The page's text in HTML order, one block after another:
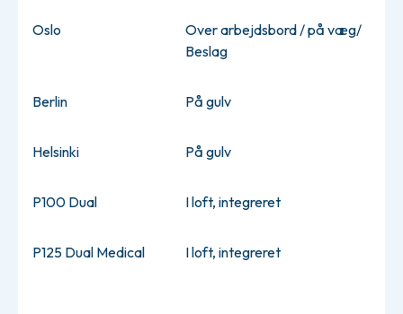
Oslo
Over arbejdsbord / på væg/
Beslag
Berlin På gulv
Helsinki På gulv
P100 Dual I loft, integreret
P125 Dual Medical I loft, integreret